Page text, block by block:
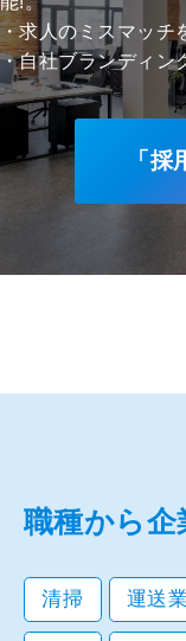
・求人のミスマッチ
・自社ブランディン
「
職種から企
清掃 運送業